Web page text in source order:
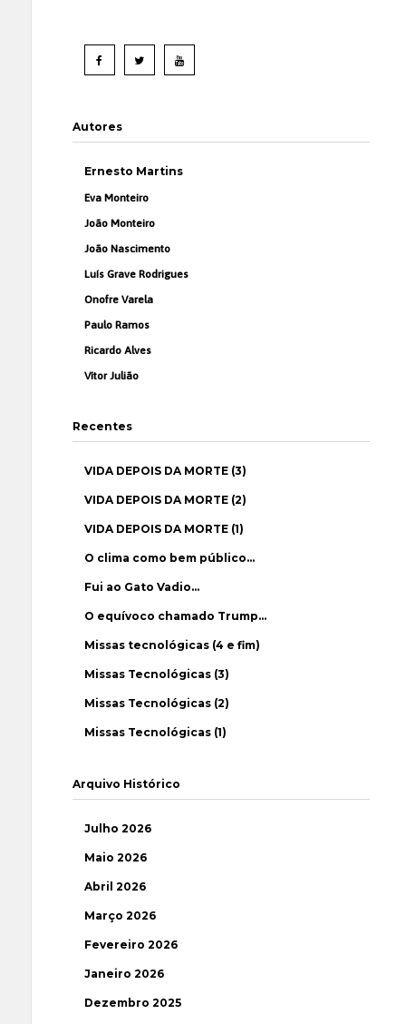
Autores
Ernesto Martins
Eva Monteiro
João Monteiro
João Nascimento
Luís Grave Rodrigues
Onofre Varela
Paulo Ramos
Ricardo Alves
Vítor Julião
Recentes
VIDA DEPOIS DA MORTE (3)
VIDA DEPOIS DA MORTE (2)
VIDA DEPOIS DA MORTE (1)
O clima como bem público…
Fui ao Gato Vadio…
O equívoco chamado Trump…
Missas tecnológicas (4 e fim)
Missas Tecnológicas (3)
Missas Tecnológicas (2)
Missas Tecnológicas (1)
Arquivo Histórico
Julho 2026
Maio 2026
Abril 2026
Março 2026
Fevereiro 2026
Janeiro 2026
Dezembro 2025